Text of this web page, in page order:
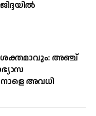
ശക്തമാവും: അഞ്ച്
അവധി